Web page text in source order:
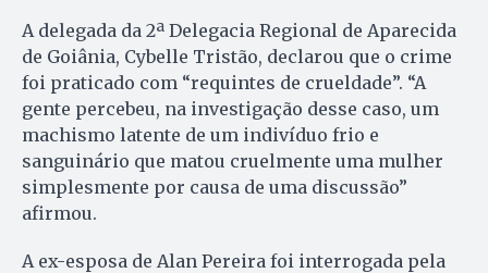
A delegada da 2ª Delegacia Regional de Aparecida
de Goiânia, Cybelle Tristão, declarou que o crime
foi praticado com “requintes de crueldade”. “A
gente percebeu, na investigação desse caso, um
machismo latente de um indivíduo frio e
sanguinário que matou cruelmente uma mulher
simplesmente por causa de uma discussão”
afirmou.
A ex-esposa de Alan Pereira foi interrogada pela